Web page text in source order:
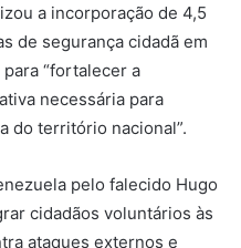
a incorporação de 4,5
de segurança cidadã em
“fortalecer a
necessária para
do território nacional”.
pelo falecido Hugo
cidadãos voluntários às
ataques externos e